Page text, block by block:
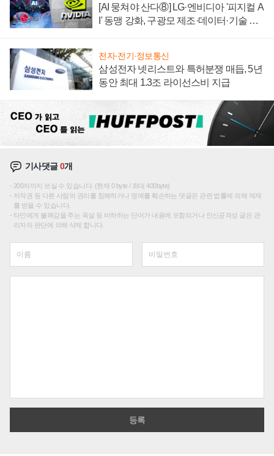
[AI 뭉쳐야 산다⑧] LG·엔비디아 '피지컬 A
I' 동맹 강화, 구광모 제조·데이터·기술 결
전자·전기·정보통신
삼성전자 넷리스트와 특허분쟁 매듭, 5년
동안 최대 1.3조 라이선스비 지급
기사댓글0개
200자까지 쓰실 수 있습니다. (현재 0 byte / 최대 400byte)
저작권 등 다른 사람의 권리를 침해하거나 명예를 훼손하는 댓글은 관련 법률에 의해 제재
를 받을 수 있습니다.
타인에게 불쾌감을 주는 욕설 등 비하하는 단어가 내용에 포함되거나 인신공격성 글은 관
리자의 판단에 의해 삭제 합니다.